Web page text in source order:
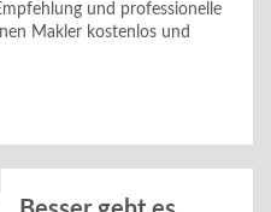
und professionelle
Makler kostenlos und